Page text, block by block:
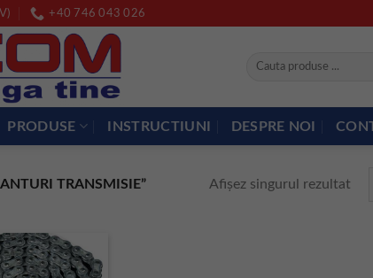
+40 746 043 026
Caută
PRODUSE INSTRUCTIUNI DESPRE NOI
TRANSMISIE” Afișez singurul rezultat